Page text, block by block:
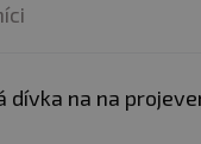
na na